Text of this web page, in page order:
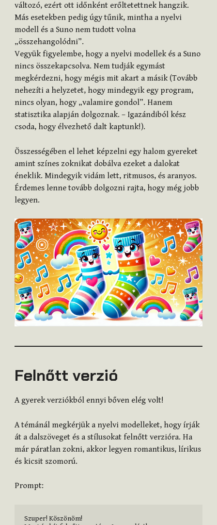
változó, ezért ott időnként erőltetettnek hangzik.
Más esetekben pedig úgy tűnik, mintha a nyelvi
modell és a Suno nem tudott volna
„összehangolódni”.
Vegyük figyelembe, hogy a nyelvi modellek és a Suno
nincs összekapcsolva. Nem tudják egymást
megkérdezni, hogy mégis mit akart a másik (Tovább
nehezíti a helyzetet, hogy mindegyik egy program,
nincs olyan, hogy „valamire gondol”. Hanem
statisztika alapján dolgoznak. – Igazándiból kész
csoda, hogy élvezhető dalt kaptunk!).
Összességében el lehet képzelni egy halom gyereket
amint színes zoknikat dobálva ezeket a dalokat
éneklik. Mindegyik vidám lett, ritmusos, és aranyos.
Érdemes lenne tovább dolgozni rajta, hogy még jobb
legyen.
Felnőtt verzió
A gyerek verziókból ennyi bőven elég volt!
A témánál megkérjük a nyelvi modelleket, hogy írják
át a dalszöveget és a stílusokat felnőtt verzióra. Ha
már páratlan zokni, akkor legyen romantikus, lírikus
és kicsit szomorú.
Prompt:
Szuper! Köszönöm!